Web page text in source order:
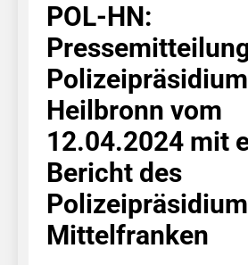
POL-HN:
Heilbronn vom
12.04.2024 mit
Bericht des
Mittelfranken